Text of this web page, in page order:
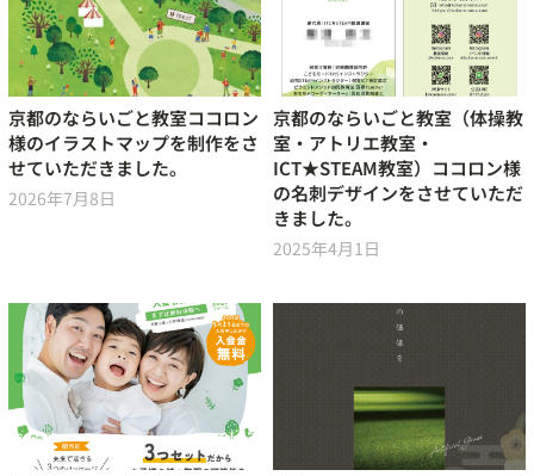
京都のならいごと教室ココロン
様のイラストマップを制作をさ
せていただきました。
2026年7月8日
京都のならいごと教室（体操教
室・アトリエ教室・
ICT★STEAM教室）ココロン様
の名刺デザインをさせていただ
きました。
2025年4月1日